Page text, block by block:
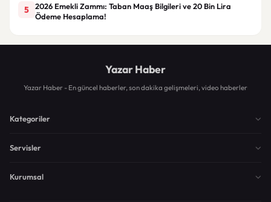
5
2026 Emekli Zammı: Taban Maaş Bilgileri ve 20 Bin Lira
Ödeme Hesaplama!
Yazar Haber
Yazar Haber - En güncel haberler, son dakika gelişmeleri, video haberler
Kategoriler
Servisler
Kurumsal